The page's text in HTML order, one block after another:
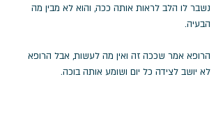
נשבר לו הלב לראות אותה ככה, והוא לא מבין מה
הבעיה.
הרופא אמר שככה זה ואין מה לעשות, אבל הרופא
לא יושב לצידה כל יום ושומע אותה בוכה.